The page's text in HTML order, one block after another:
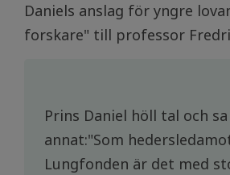
Daniels anslag för yngre
forskare" till professor
Prins Daniel höll tal och
annat:"Som
Lungfonden är det med